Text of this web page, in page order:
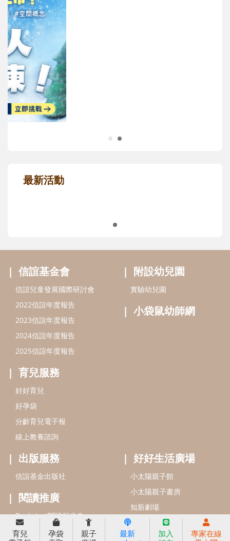
最新活動
信誼基金會
信誼兒童發展國際研討會
2023信誼年度報告
2024信誼年度報告
2025信誼年度報告
育兒服務
好好育兒
小袋鼠幼師網
育兒
孕袋
親子
最新
加入
專家在線